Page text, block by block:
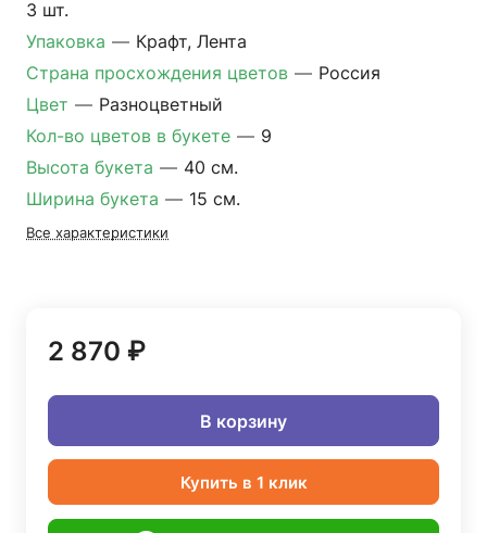
3 шт.
Упаковка — Крафт, Лента
Страна просхождения цветов — Россия
Цвет — Разноцветный
Кол-во цветов в букете — 9
Высота букета — 40 см.
Ширина букета — 15 см.
Все характеристики
2 870 ₽
В корзину
Купить в 1 клик